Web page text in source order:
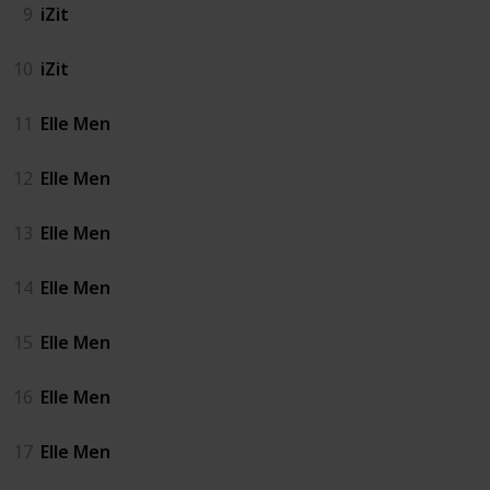
9 iZit
10 iZit
11 Elle Men
12 Elle Men
13 Elle Men
14 Elle Men
15 Elle Men
16 Elle Men
17 Elle Men